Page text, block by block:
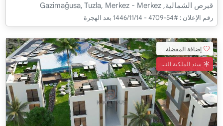
قبرص الشمالية, Gazimağusa, Tuzla, Merkez - Merkez
رقم الإعلان : #54-4709 - 14‏‏/11‏‏/1446 بعد الهجرة
إضافة المفضلة
سند الملكية التركي